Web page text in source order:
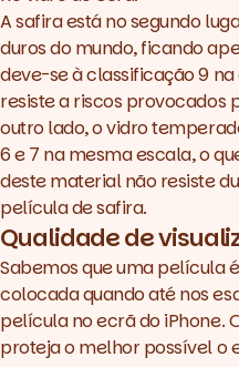
A safira está no segundo
duros do mundo, ficando
deve-se à classificação 9
resiste a riscos provocados
outro lado, o vidro
6 e 7 na mesma escala, o
deste material não resiste
película de safira.
Qualidade de
Sabemos que uma película
colocada quando até nos
película no ecrã do iPhone.
proteja o melhor possível o